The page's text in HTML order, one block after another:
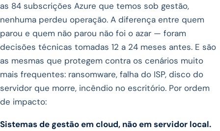
as 84 subscrições Azure que temos sob gestão,
nenhuma perdeu operação. A diferença entre quem
parou e quem não parou não foi o azar — foram
decisões técnicas tomadas 12 a 24 meses antes. E são
as mesmas que protegem contra os cenários muito
mais frequentes: ransomware, falha do ISP, disco do
servidor que morre, incêndio no escritório. Por ordem
de impacto:
Sistemas de gestão em cloud, não em servidor local.